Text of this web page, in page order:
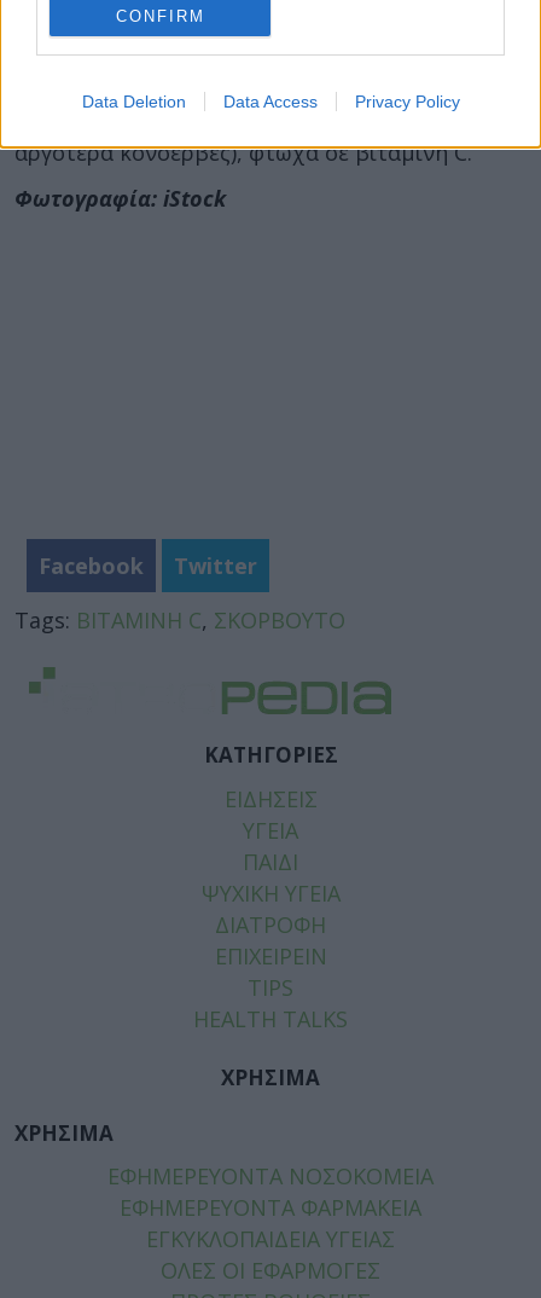
CONFIRM
Data Deletion Data Access Privacy Policy
Τα παλιά τα χρόνια
πάθηση των ναυτικών, των εξερευνητών και των
θαλασσοπόρων, διότι τρέφονταν με
συντηρημένα τρόφιμα (αποξηραμένα ή
αργότερα κονσέρβες), φτωχά σε βιταμίνη C.
Φωτογραφία: iStock
Facebook
Twitter
Tags: ΒΙΤΑΜΙΝΗ C, ΣΚΟΡΒΟΥΤΟ
ΚΑΤΗΓΟΡΙΕΣ
ΕΙΔΗΣΕΙΣ
ΥΓΕΙΑ
ΠΑΙΔΙ
ΨΥΧΙΚΗ ΥΓΕΙΑ
ΔΙΑΤΡΟΦΗ
ΕΠΙΧΕΙΡΕΙΝ
TIPS
HEALTH TALKS
ΧΡΗΣΙΜΑ
ΧΡΗΣΙΜΑ
ΕΦΗΜΕΡΕΥΟΝΤΑ ΝΟΣΟΚΟΜΕΙΑ
ΕΦΗΜΕΡΕΥΟΝΤΑ ΦΑΡΜΑΚΕΙΑ
ΕΓΚΥΚΛΟΠΑΙΔΕΙΑ ΥΓΕΙΑΣ
ΟΛΕΣ ΟΙ ΕΦΑΡΜΟΓΕΣ